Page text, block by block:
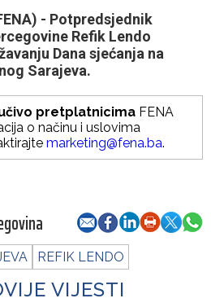
- Potpredsjednik
Refik Lendo
Dana sjećanja na
Sarajeva.
pretplatnicima FENA
o načinu i uslovima
marketing@fena.ba.
REFIK LENDO
VIJESTI